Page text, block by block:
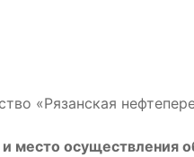
«Рязанская
место осуществления